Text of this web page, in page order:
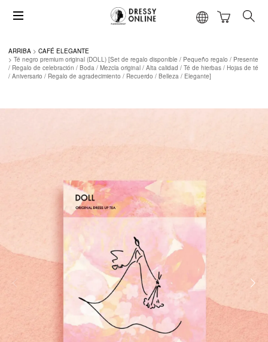
ARRIBA
CAFÉ ELEGANTE
Té negro premium original (DOLL) [Set de regalo disponible / Pequeño regalo / Presente
/ Regalo de celebración / Boda / Mezcla original / Alta calidad / Té de hierbas / Hojas de té
/ Aniversario / Regalo de agradecimiento / Recuerdo / Belleza / Elegante]